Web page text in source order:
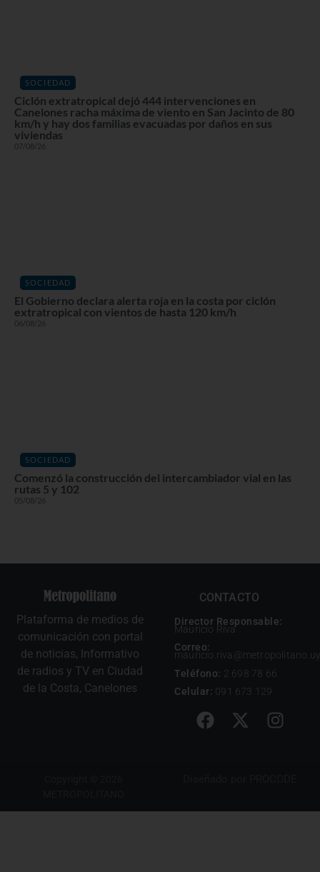
SOCIEDAD
Ciclón extratropical dejó 444 intervenciones en
Canelones racha máxima de viento en San Jacinto de 80
km/h y hay dos familias evacuadas por daños en sus
viviendas
07/08/26
SOCIEDAD
El Gobierno declara alerta roja en la costa por ciclón
extratropical con vientos de hasta 120 km/h
06/08/26
SOCIEDAD
Comenzó la construcción del intercambiador vial en las
rutas 5 y 102
05/08/26
Plataforma de medios de
comunicación con portal
de noticias, Informativo
de radios y TV en Ciudad
de la Costa, Canelones
CONTACTO
Director Responsable:
Mauricio Riva
Correo:
mauricio.riva@metropolitano.uy
Teléfono: 2 698 78 66
Celular: 091 673 129